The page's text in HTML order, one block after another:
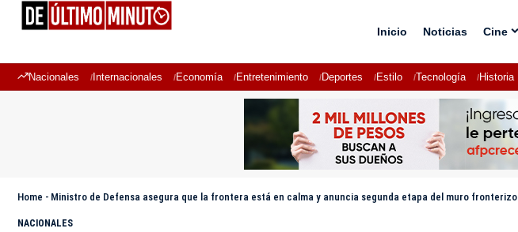
Inicio Noticias Cine
Nacionales Internacionales Economía Entretenimiento Deportes Estilo Tecnología Historia
Home - Ministro de Defensa asegura que la frontera está en calma y anuncia segunda etapa del muro fronterizo
NACIONALES